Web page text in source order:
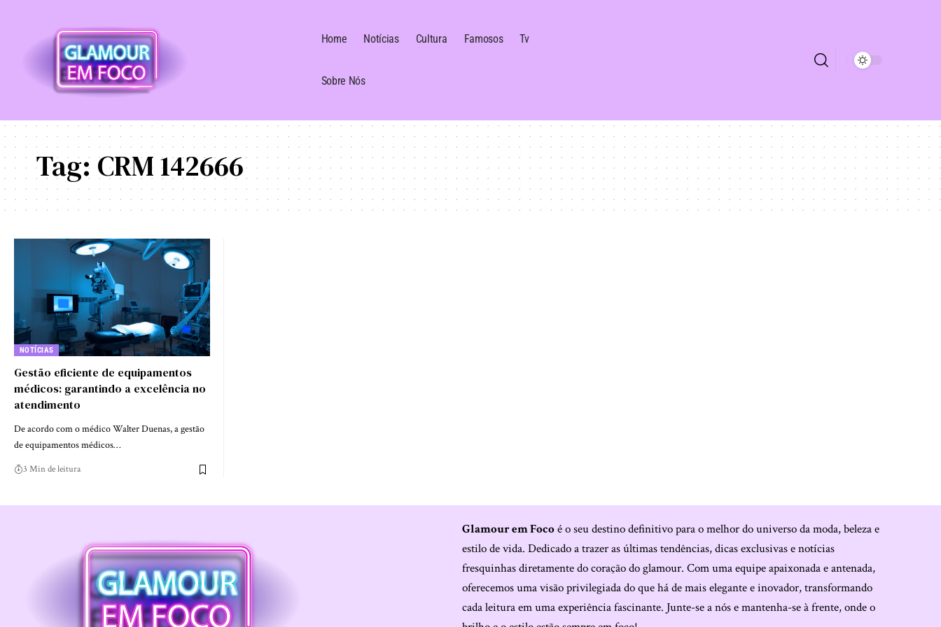
Home Notícias Cultura Famosos Tv
Sobre Nós
Tag: CRM 142666
NOTÍCIAS
Gestão eficiente de equipamentos
médicos: garantindo a excelência no
atendimento
De acordo com o médico Walter Duenas, a gestão
de equipamentos médicos…
3 Min de leitura
Glamour em Focoé o seu destino definitivo para o melhor do universo da moda, beleza e
estilo de vida. Dedicado a trazer as últimas tendências, dicas exclusivas e notícias
fresquinhas diretamente do coração do glamour. Com uma equipe apaixonada e antenada,
oferecemos uma visão privilegiada do que há de mais elegante e inovador, transformando
cada leitura em uma experiência fascinante. Junte-se a nós e mantenha-se à frente, onde o